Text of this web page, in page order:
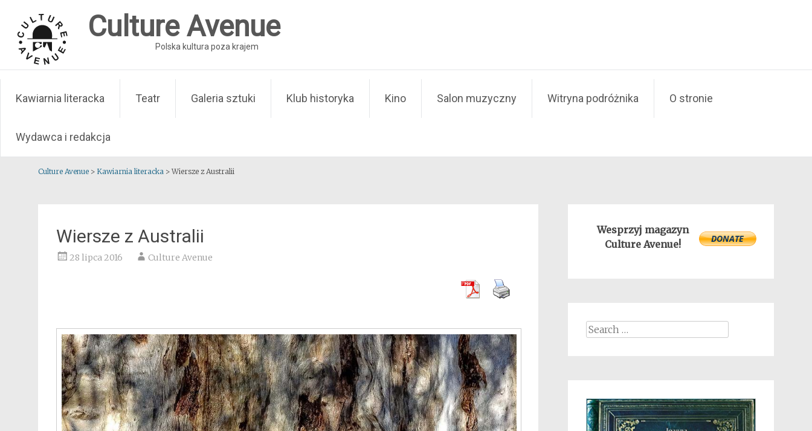
content
Culture Avenue
Polska kultura poza krajem
Kawiarnia literacka Teatr Galeria sztuki Klub historyka Kino Salon muzyczny Witryna podróżnika O stronie
Wydawca i redakcja
Culture Avenue > Kawiarnia literacka > Wiersze z Australii
Wiersze z Australii
28 lipca 2016 Culture Avenue
Wesprzyj magazyn
Culture Avenue!
Search